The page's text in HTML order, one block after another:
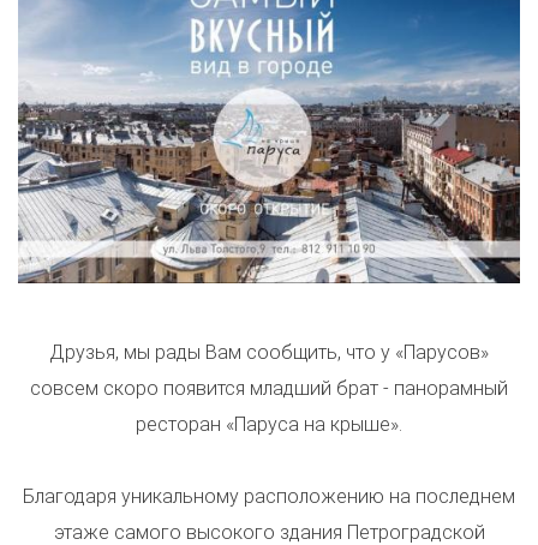
Друзья, мы рады Вам сообщить, что у «Парусов»
совсем скоро появится младший брат - панорамный
ресторан «Паруса на крыше».
Благодаря уникальному расположению на последнем
этаже самого высокого здания Петроградской